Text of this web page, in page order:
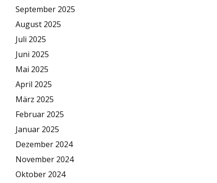
September 2025
August 2025
Juli 2025
Juni 2025
Mai 2025
April 2025
März 2025
Februar 2025
Januar 2025
Dezember 2024
November 2024
Oktober 2024